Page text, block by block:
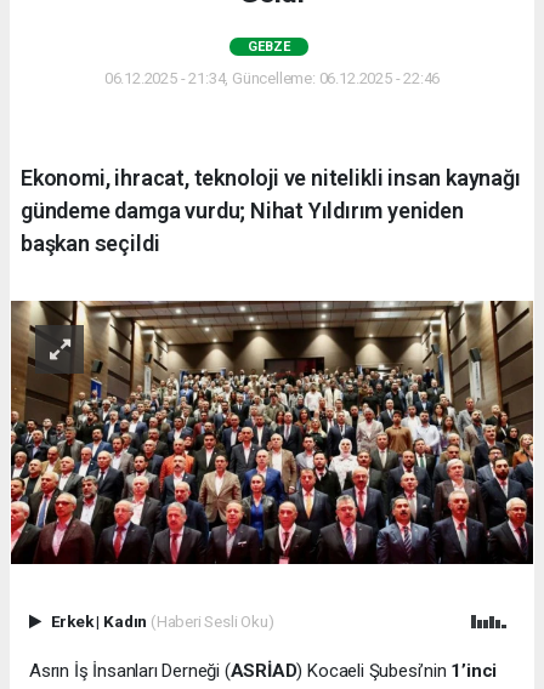
GEBZE
06.12.2025 - 21:34, Güncelleme: 06.12.2025 - 22:46
Ekonomi, ihracat, teknoloji ve nitelikli insan kaynağı
gündeme damga vurdu; Nihat Yıldırım yeniden
başkan seçildi
Erkek| Kadın (Haberi Sesli Oku)
Asrın İş İnsanları Derneği (ASRİAD) Kocaeli Şubesi’nin 1’inci